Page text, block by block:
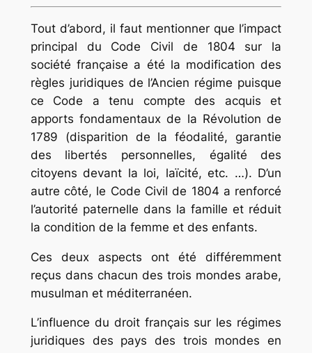
Tout d’abord, il faut mentionner que l’impact
principal du Code Civil de 1804 sur la
société française a été la modification des
règles juridiques de l’Ancien régime puisque
ce Code a tenu compte des acquis et
apports fondamentaux de la Révolution de
1789 (disparition de la féodalité, garantie
des libertés personnelles, égalité des
citoyens devant la loi, laïcité, etc. …). D’un
autre côté, le Code Civil de 1804 a renforcé
l’autorité paternelle dans la famille et réduit
la condition de la femme et des enfants.
Ces deux aspects ont été différemment
reçus dans chacun des trois mondes arabe,
musulman et méditerranéen.
L’influence du droit français sur les régimes
juridiques des pays des trois mondes en